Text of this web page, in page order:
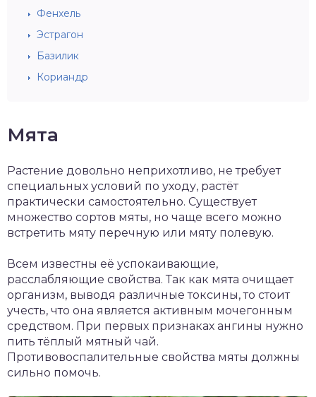
Фенхель
Эстрагон
Базилик
Кориандр
Мята
Растение довольно неприхотливо, не требует
специальных условий по уходу, растёт
практически самостоятельно. Существует
множество сортов мяты, но чаще всего можно
встретить мяту перечную или мяту полевую.
Всем известны её успокаивающие,
расслабляющие свойства. Так как мята очищает
организм, выводя различные токсины, то стоит
учесть, что она является активным мочегонным
средством. При первых признаках ангины нужно
пить тёплый мятный чай.
Противовоспалительные свойства мяты должны
сильно помочь.